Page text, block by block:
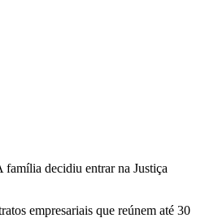
família decidiu entrar na Justiça
empresariais que reúnem até 30